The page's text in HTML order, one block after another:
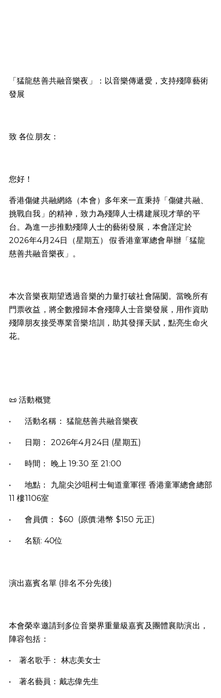
「猛龍慈善共融音樂夜」：以音樂傳遞愛，支持殘障藝術
發展
致 各位朋友：
您好！
香港傷健共融網絡（本會）多年來一直秉持「傷健共融、
挑戰自我」的精神，致力為殘障人士構建展現才華的平
台。為進一步推動殘障人士的藝術發展，本會謹定於
2026年4月24日（星期五） 假香港童軍總會舉辦「猛龍
慈善共融音樂夜」。
本次音樂夜期望透過音樂的力量打破社會隔閡。當晚所有
門票收益，將全數撥歸本會殘障人士音樂發展，用作資助
殘障朋友接受專業音樂培訓，助其發揮天賦，點亮生命火
花。
📜 活動概覽
• 活動名稱： 猛龍慈善共融音樂夜
• 日期： 2026年4月24日 (星期五)
• 時間： 晚上 19:30 至 21:00
•
地點： 九龍尖沙咀柯士甸道童軍徑 香港童軍總會總部
11 樓1106室
• 會員價： $60 (原價:港幣 $150 元正)
• 名額: 40位
演出嘉賓名單 (排名不分先後)
本會榮幸邀請到多位音樂界重量級嘉賓及團體襄助演出，
陣容包括：
• 著名歌手： 林志美女士
• 著名藝員：戴志偉先生